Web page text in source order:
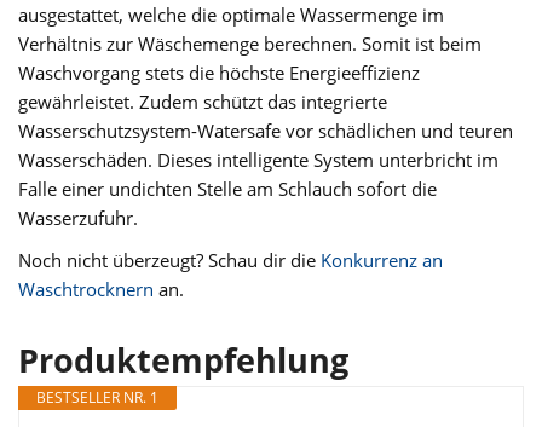
ausgestattet, welche die optimale Wassermenge im
Verhältnis zur Wäschemenge berechnen. Somit ist beim
Waschvorgang stets die höchste Energieeffizienz
gewährleistet. Zudem schützt das integrierte
Wasserschutzsystem-Watersafe vor schädlichen und teuren
Wasserschäden. Dieses intelligente System unterbricht im
Falle einer undichten Stelle am Schlauch sofort die
Wasserzufuhr.
Noch nicht überzeugt? Schau dir die Konkurrenz an
Waschtrocknern an.
Produktempfehlung
BESTSELLER NR. 1